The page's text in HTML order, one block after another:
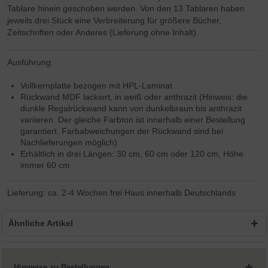
Tablare hinein geschoben werden. Von den 13 Tablaren haben
jeweils drei Stück eine Verbreiterung für größere Bücher,
Zeitschriften oder Anderes (Lieferung ohne Inhalt).
Ausführung:
Vollkernplatte bezogen mit HPL-Laminat
Rückwand MDF lackiert, in weiß oder anthrazit (Hinweis: die
dunkle Regalrückwand kann von dunkelbraun bis anthrazit
variieren. Der gleiche Farbton ist innerhalb einer Bestellung
garantiert. Farbabweichungen der Rückwand sind bei
Nachlieferungen möglich)
Erhältlich in drei Längen: 30 cm, 60 cm oder 120 cm, Höhe
immer 60 cm
Lieferung: ca. 2-4 Wochen frei Haus innerhalb Deutschlands
Ähnliche Artikel